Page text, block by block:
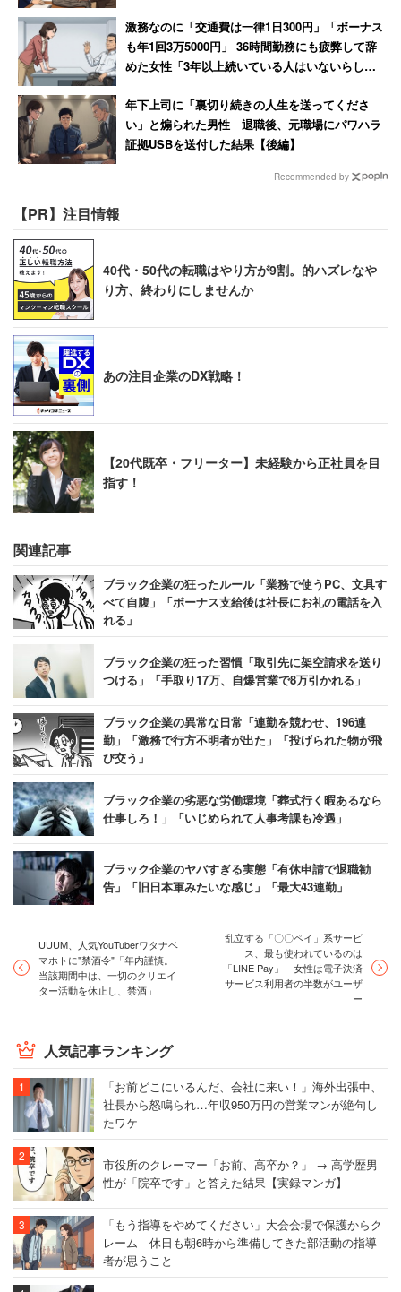
激務なのに「交通費は一律1日300円」「ボーナス
も年1回3万5000円」 36時間勤務にも疲弊して辞
めた女性「3年以上続いている人はいないらし
年下上司に「裏切り続きの人生を送ってくださ
い」と煽られた男性 退職後、元職場にパワハラ
証拠USBを送付した結果【後編】
Recommended by
【PR】注目情報
40代・50代の転職はやり方が9割。的ハズレなや
り方、終わりにしませんか
あの注目企業のDX戦略！
【20代既卒・フリーター】未経験から正社員を目
指す！
関連記事
ブラック企業の狂ったルール「業務で使うPC、文具す
べて自腹」「ボーナス支給後は社長にお礼の電話を入
れる」
ブラック企業の狂った習慣「取引先に架空請求を送り
つける」「手取り17万、自爆営業で8万引かれる」
ブラック企業の異常な日常「連勤を競わせ、196連
勤」「激務で行方不明者が出た」「投げられた物が飛
び交う」
ブラック企業の劣悪な労働環境「葬式行く暇あるなら
仕事しろ！」「いじめられて人事考課も冷遇」
ブラック企業のヤバすぎる実態「有休申請で退職勧
告」「旧日本軍みたいな感じ」「最大43連勤」
UUUM、人気YouTuberワタナベ
マホトに"禁酒令"「年内謹慎。
当該期間中は、一切のクリエイ
ター活動を休止し、禁酒」
乱立する「〇〇ペイ」系サービ
ス、最も使われているのは
「LINE Pay」 女性は電子決済
サービス利用者の半数がユーザ
ー
人気記事ランキング
「お前どこにいるんだ、会社に来い！」海外出張中、
社長から怒鳴られ…年収950万円の営業マンが絶句し
たワケ
市役所のクレーマー「お前、高卒か？」 → 高学歴男
性が「院卒です」と答えた結果【実録マンガ】
「もう指導をやめてください」大会会場で保護からク
レーム 休日も朝6時から準備してきた部活動の指導
者が思うこと